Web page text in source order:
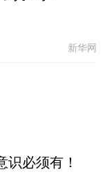
新华网
识必须有！